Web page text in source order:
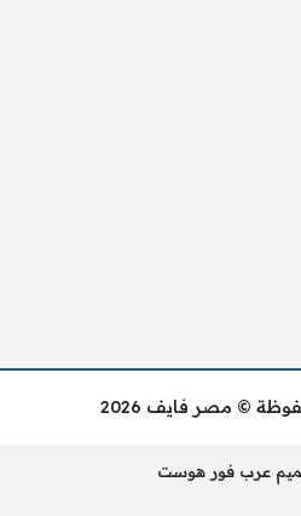
© مصر فايف 2026
عرب فور هوست